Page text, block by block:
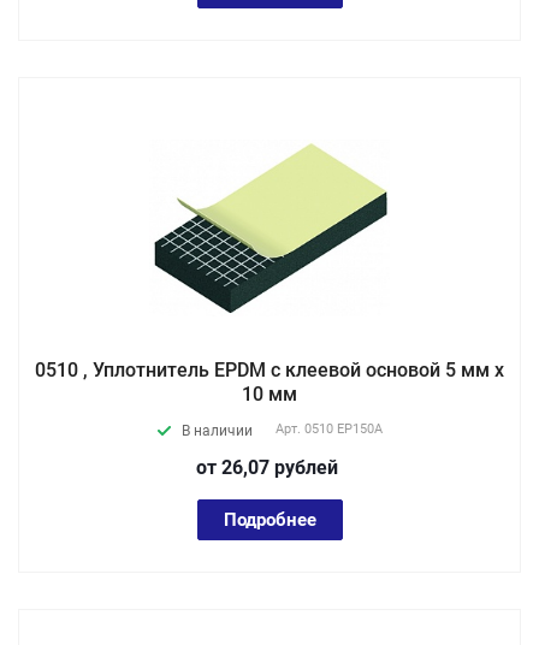
0510 , Уплотнитель EPDM с клеевой основой 5 мм х
10 мм
В наличии Арт. 0510 EP150А
от 26,07 рублей
Подробнее